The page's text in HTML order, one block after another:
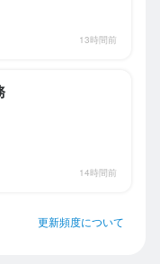
13時間前
14時間前
更新頻度について